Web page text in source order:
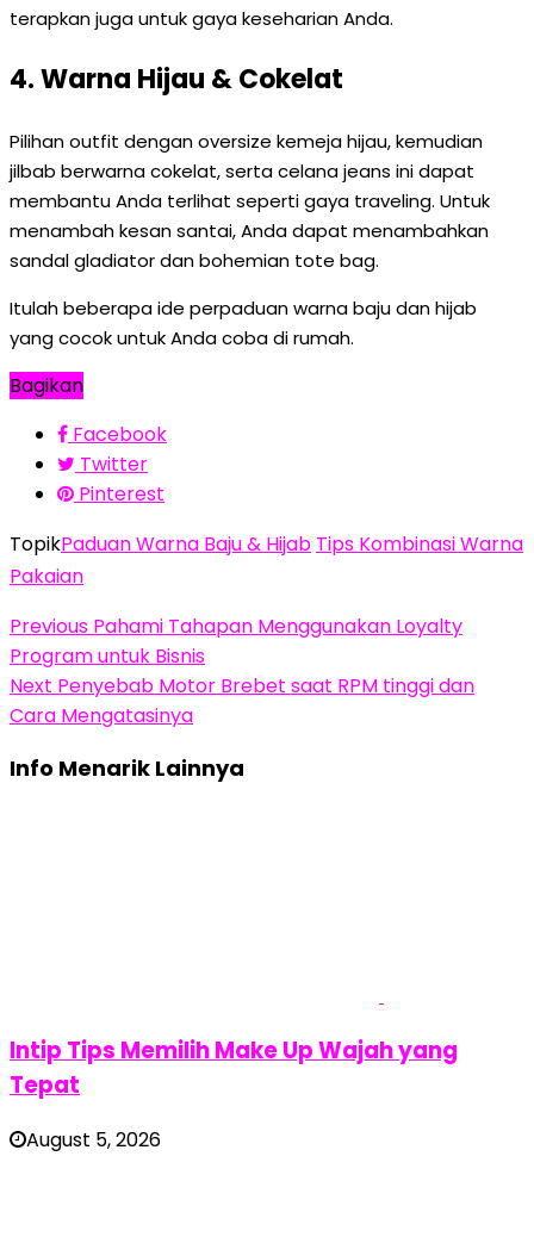
terapkan juga untuk gaya keseharian Anda.
4. Warna Hijau & Cokelat
Pilihan outfit dengan oversize kemeja hijau, kemudian
jilbab berwarna cokelat, serta celana jeans ini dapat
membantu Anda terlihat seperti gaya traveling. Untuk
menambah kesan santai, Anda dapat menambahkan
sandal gladiator dan bohemian tote bag.
Itulah beberapa ide perpaduan warna baju dan hijab
yang cocok untuk Anda coba di rumah.
Bagikan
Facebook
Twitter
Pinterest
TopikPaduan Warna Baju & Hijab Tips Kombinasi Warna
Pakaian
Previous Pahami Tahapan Menggunakan Loyalty
Program untuk Bisnis
Next Penyebab Motor Brebet saat RPM tinggi dan
Cara Mengatasinya
Info Menarik Lainnya
Intip Tips Memilih Make Up Wajah yang
Tepat
August 5, 2026